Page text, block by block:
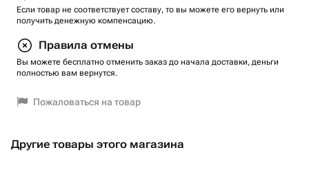
Если товар не соответствует составу, то вы можете его вернуть или
получить денежную компенсацию.
Правила отмены
Вы можете бесплатно отменить заказ до начала доставки, деньги
полностью вам вернутся.
Пожаловаться на товар
Другие товары этого магазина